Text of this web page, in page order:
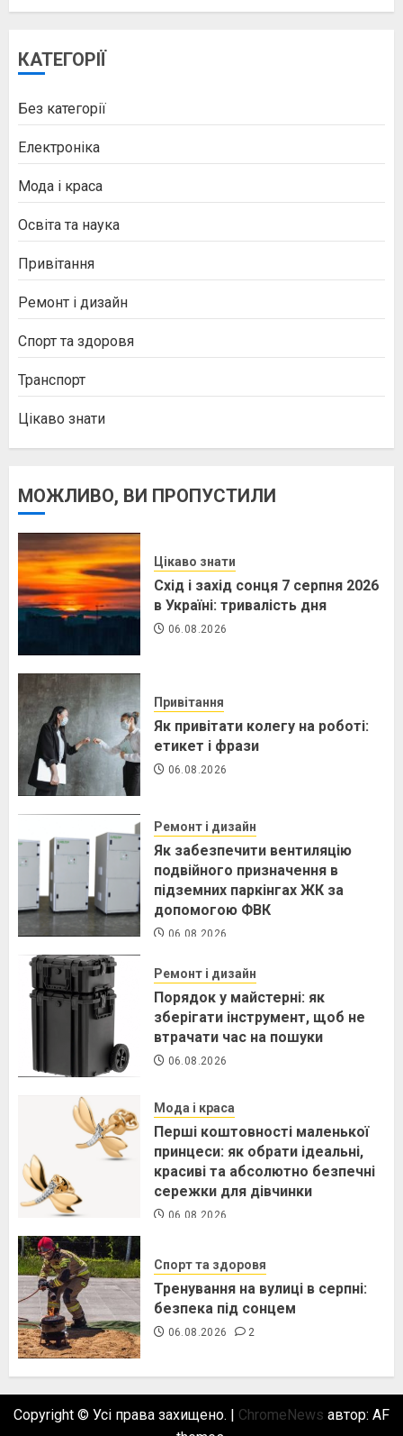
КАТЕГОРІЇ
Без категорії
Електроніка
Мода і краса
Освіта та наука
Привітання
Ремонт і дизайн
Спорт та здоровя
Транспорт
Цікаво знати
МОЖЛИВО, ВИ ПРОПУСТИЛИ
Цікаво знати
Схід і захід сонця 7 серпня 2026
в Україні: тривалість дня
06.08.2026
Привітання
Як привітати колегу на роботі:
етикет і фрази
06.08.2026
Ремонт і дизайн
Як забезпечити вентиляцію
подвійного призначення в
підземних паркінгах ЖК за
допомогою ФВК
06.08.2026
Ремонт і дизайн
Порядок у майстерні: як
зберігати інструмент, щоб не
втрачати час на пошуки
06.08.2026
Мода і краса
Перші коштовності маленької
принцеси: як обрати ідеальні,
красиві та абсолютно безпечні
сережки для дівчинки
06.08.2026
Спорт та здоровя
Тренування на вулиці в серпні:
безпека під сонцем
06.08.2026 2
Copyright © Усі права захищено. | ChromeNews автор: AF